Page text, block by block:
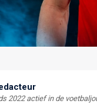
2022 actief in de